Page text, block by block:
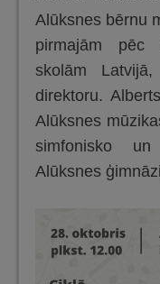
Alūksnes bērnu
pirmajām pēc
skolām
direktoru.
Alūksnes
simfonisko
Alūksnes